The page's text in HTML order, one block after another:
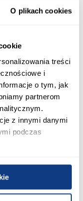
O plikach cookies
treści
i
o tym, jak
partnerom
z innymi danymi
podczas